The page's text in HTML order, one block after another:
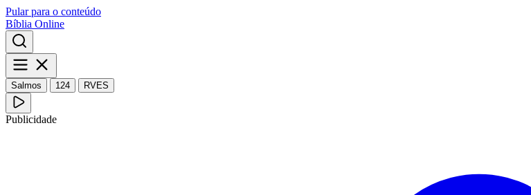
Pular para o conteúdo
Bíblia Online
Salmos 124 RVES
Publicidade